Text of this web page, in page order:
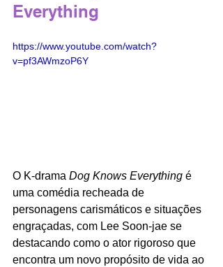
Everything
https://www.youtube.com/watch?
v=pf3AWmzoP6Y
O K-drama Dog Knows Everything é
uma comédia recheada de
personagens carismáticos e situações
engraçadas, com Lee Soon-jae se
destacando como o ator rigoroso que
encontra um novo propósito de vida ao